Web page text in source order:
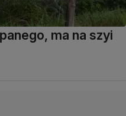
ma na szyi